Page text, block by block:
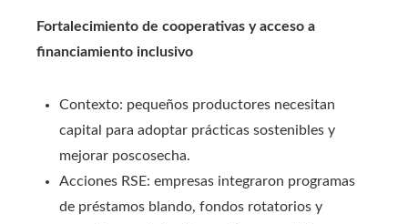
Fortalecimiento de cooperativas y acceso a
financiamiento inclusivo
Contexto: pequeños productores necesitan
capital para adoptar prácticas sostenibles y
mejorar poscosecha.
Acciones RSE: empresas integraron programas
de préstamos blando, fondos rotatorios y